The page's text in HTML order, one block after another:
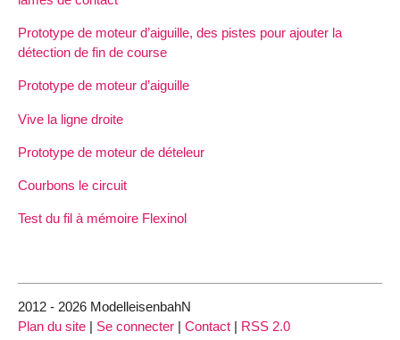
Prototype de moteur d’aiguille, des pistes pour ajouter la
détection de fin de course
Prototype de moteur d’aiguille
Vive la ligne droite
Prototype de moteur de dételeur
Courbons le circuit
Test du fil à mémoire Flexinol
2012 - 2026 ModelleisenbahN
Plan du site | Se connecter | Contact | RSS 2.0